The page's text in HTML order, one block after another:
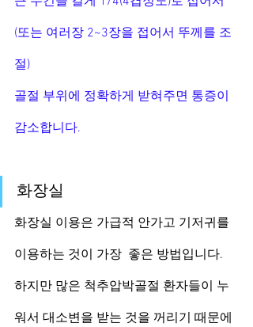
(또는 여러장 2~3장을 접어서 뚜께를 조
절)
골절 부위에 정확하게 받혀주면 통증이
감소합니다.
화장실
화장실 이용은 가급적 안가고 기저귀를
이용하는 것이 가장  좋은 방법입니다.
하지만 많은 척추압박골절 환자들이 누
워서 대소변을 받는 것을 꺼리기 때문에